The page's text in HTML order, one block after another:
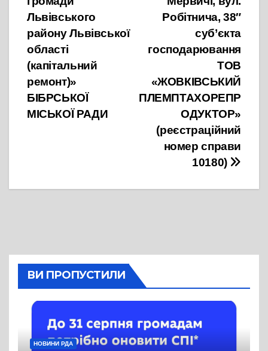
Робітнича, 38″
суб’єкта
господарювання
ТОВ
«ЖОВКІВСЬКИЙ
ПЛЕМПТАХОРЕПР
ОДУКТОР»
(реєстраційний
номер справи
10180)
Львівського
району Львівської
області
(капітальний
ремонт)»
БІБРСЬКОЇ
МІСЬКОЇ РАДИ
ВИ ПРОПУСТИЛИ
НОВИНИ РДА